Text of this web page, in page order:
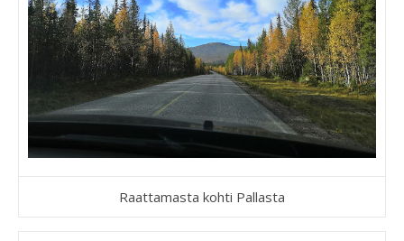
Raattamasta kohti Pallasta